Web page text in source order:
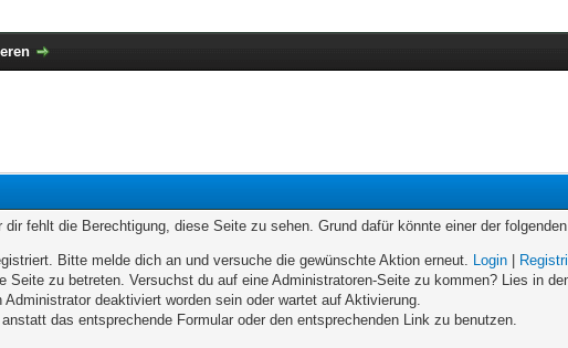
dir fehlt die Berechtigung, diese Seite zu sehen. Grund dafür könnte einer der
Bitte melde dich an und versuche die gewünschte Aktion erneut. Login
Seite zu betreten. Versuchst du auf eine Administratoren-Seite zu kommen? Lies in
Administrator deaktiviert worden sein oder wartet auf Aktivierung.
das entsprechende Formular oder den entsprechenden Link zu benutzen.